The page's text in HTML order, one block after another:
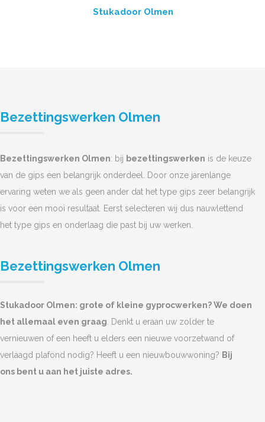
Stukadoor Olmen
Bezettingswerken Olmen
Bezettingswerken Olmen: bij bezettingswerken is de keuze
van de gips een belangrijk onderdeel. Door onze jarenlange
ervaring weten we als geen ander dat het type gips zeer belangrijk
is voor een mooi resultaat. Eerst selecteren wij dus nauwlettend
het type gips en onderlaag die past bij uw werken.
Bezettingswerken Olmen
Stukadoor Olmen: grote of kleine gyprocwerken? We doen
het allemaal even graag. Denkt u eraan uw zolder te
vernieuwen of een heeft u elders een nieuwe voorzetwand of
verlaagd plafond nodig? Heeft u een nieuwbouwwoning? Bij
ons bent u aan het juiste adres.